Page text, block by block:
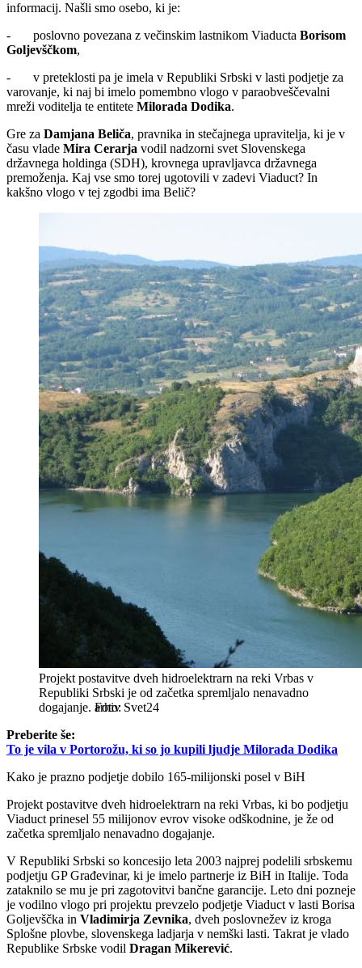
informacij. Našli smo osebo, ki je:
- poslovno povezana z večinskim lastnikom Viaducta Borisom
Goljevščkom,
- v preteklosti pa je imela v Republiki Srbski v lasti podjetje za
varovanje, ki naj bi imelo pomembno vlogo v paraobveščevalni
mreži voditelja te entitete Milorada Dodika.
Gre za Damjana Beliča, pravnika in stečajnega upravitelja, ki je v
času vlade Mira Cerarja vodil nadzorni svet Slovenskega
državnega holdinga (SDH), krovnega upravljavca državnega
premoženja. Kaj vse smo torej ugotovili v zadevi Viaduct? In
kakšno vlogo v tej zgodbi ima Belič?
Projekt postavitve dveh hidroelektrarn na reki Vrbas v
Republiki Srbski je od začetka spremljalo nenavadno
dogajanje. arhiv Svet24
Preberite še:
To je vila v Portorožu, ki so jo kupili ljudje Milorada Dodika
Kako je prazno podjetje dobilo 165-milijonski posel v BiH
Projekt postavitve dveh hidroelektrarn na reki Vrbas, ki bo podjetju
Viaduct prinesel 55 milijonov evrov visoke odškodnine, je že od
začetka spremljalo nenavadno dogajanje.
V Republiki Srbski so koncesijo leta 2003 najprej podelili srbskemu
podjetju GP Građevinar, ki je imelo partnerje iz BiH in Italije. Toda
zataknilo se mu je pri zagotovitvi bančne garancije. Leto dni pozneje
je vodilno vlogo pri projektu prevzelo podjetje Viaduct v lasti Borisa
Goljevščka in Vladimirja Zevnika, dveh poslovnežev iz kroga
Splošne plovbe, slovenskega ladjarja v nemški lasti. Takrat je vlado
Republike Srbske vodil Dragan Mikerević.